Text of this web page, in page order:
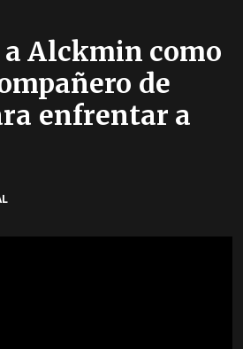
Alckmin como
de
enfrentar a